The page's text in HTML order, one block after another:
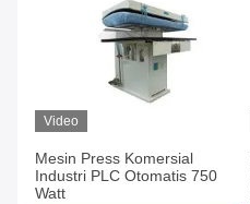
Video
Mesin Press Komersial
Industri PLC Otomatis 750
Watt